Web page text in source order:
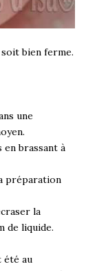
bien ferme.
une
brassant à
préparation
la
de liquide.
été au